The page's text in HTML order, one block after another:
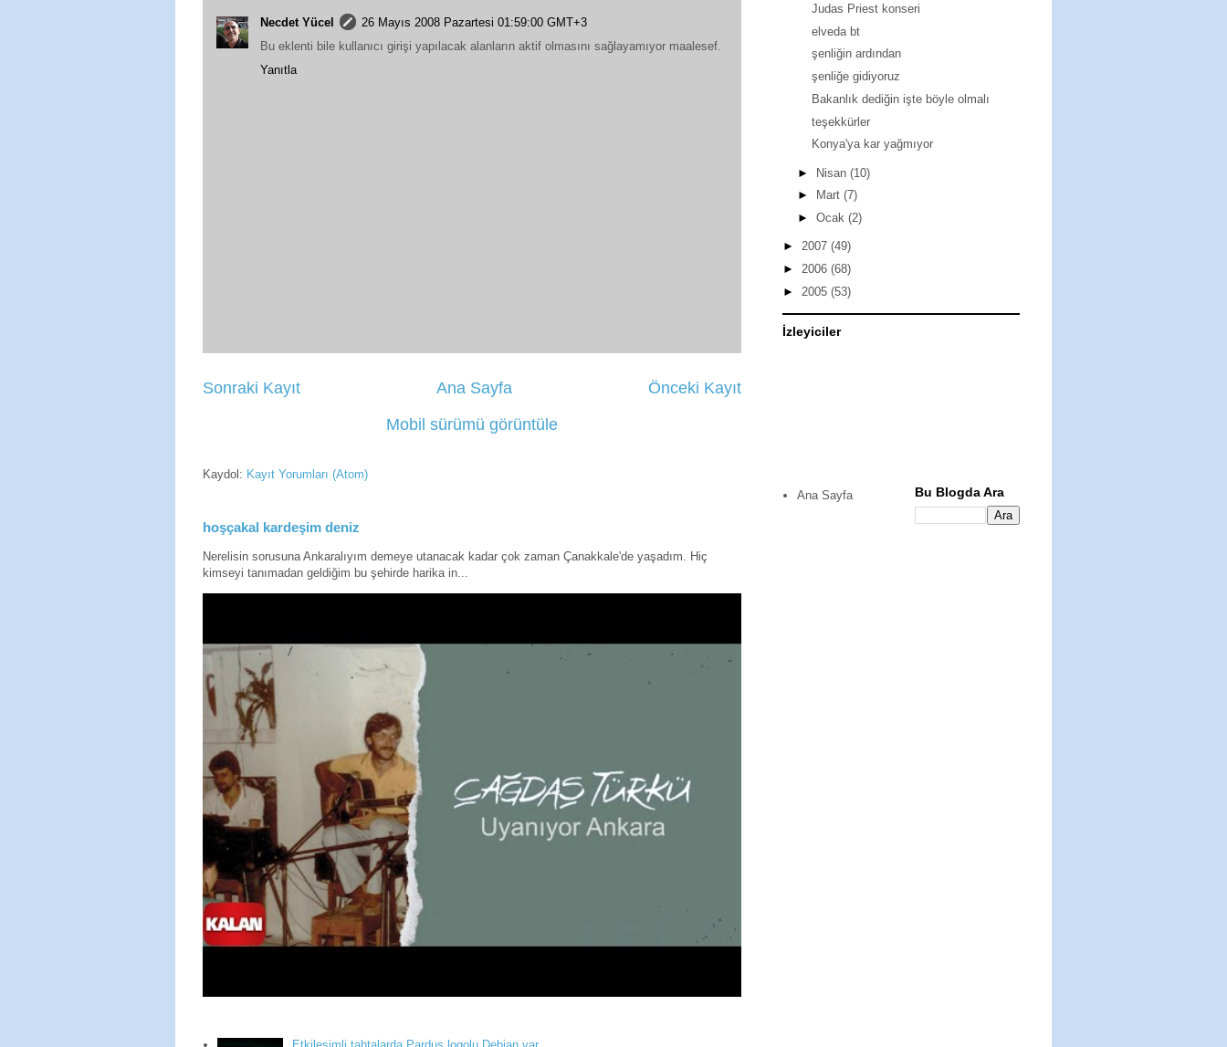
Necdet Yücel
26 Mayıs 2008 Pazartesi 01:59:00 GMT+3
Bu eklenti bile kullanıcı girişi yapılacak alanların aktif olmasını sağlayamıyor maalesef.
Yanıtla
Sonraki Kayıt Önceki Kayıt
Ana Sayfa
Mobil sürümü görüntüle
Kaydol: Kayıt Yorumları (Atom)
hoşçakal kardeşim deniz
Nerelisin sorusuna Ankaralıyım demeye utanacak kadar çok zaman Çanakkale'de yaşadım. Hiç
kimseyi tanımadan geldiğim bu şehirde harika in...
Judas Priest konseri
elveda bt
şenliğin ardından
şenliğe gidiyoruz
Bakanlık dediğin işte böyle olmalı
teşekkürler
Konya'ya kar yağmıyor
► Nisan (10)
►
Mart (7)
► Ocak (2)
► 2007 (49)
► 2006 (68)
► 2005 (53)
İzleyiciler
Ana Sayfa Bu Blogda Ara